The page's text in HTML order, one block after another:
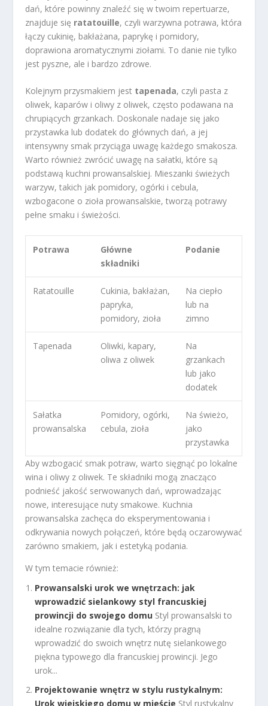
dań, które powinny znaleźć się w twoim repertuarze,
znajduje się ratatouille, czyli warzywna potrawa, która
łączy cukinię, bakłażana, paprykę i pomidory,
doprawiona aromatycznymi ziołami. To danie nie tylko
jest pyszne, ale i bardzo zdrowe.
Kolejnym przysmakiem jest tapenada, czyli pasta z
oliwek, kaparów i oliwy z oliwek, często podawana na
chrupiących grzankach. Doskonale nadaje się jako
przystawka lub dodatek do głównych dań, a jej
intensywny smak przyciąga uwagę każdego smakosza.
Warto również zwrócić uwagę na sałatki, które są
podstawą kuchni prowansalskiej. Mieszanki świeżych
warzyw, takich jak pomidory, ogórki i cebula,
wzbogacone o zioła prowansalskie, tworzą potrawy
pełne smaku i świeżości.
Potrawa
Główne
składniki
Podanie
Ratatouille
Cukinia, bakłażan,
papryka,
pomidory, zioła
Na ciepło
lub na
zimno
Tapenada
Oliwki, kapary,
oliwa z oliwek
Na
grzankach
lub jako
dodatek
Sałatka
prowansalska
Pomidory, ogórki,
cebula, zioła
Na świeżo,
jako
przystawka
Aby wzbogacić smak potraw, warto sięgnąć po lokalne
wina i oliwy z oliwek. Te składniki mogą znacząco
podnieść jakość serwowanych dań, wprowadzając
nowe, interesujące nuty smakowe. Kuchnia
prowansalska zachęca do eksperymentowania i
odkrywania nowych połączeń, które będą oczarowywać
zarówno smakiem, jak i estetyką podania.
W tym temacie również:
Prowansalski urok we wnętrzach: jak
wprowadzić sielankowy styl francuskiej
prowincji do swojego domu Styl prowansalski to
idealne rozwiązanie dla tych, którzy pragną
wprowadzić do swoich wnętrz nutę sielankowego
piękna typowego dla francuskiej prowincji. Jego
urok...
Projektowanie wnętrz w stylu rustykalnym:
Urok wiejskiego domu w mieście Styl rustykalny